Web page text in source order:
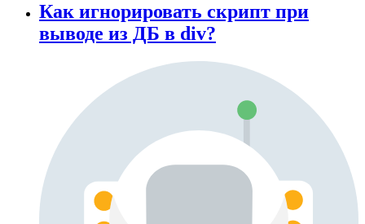
Как игнорировать скрипт при
выводе из ДБ в div?